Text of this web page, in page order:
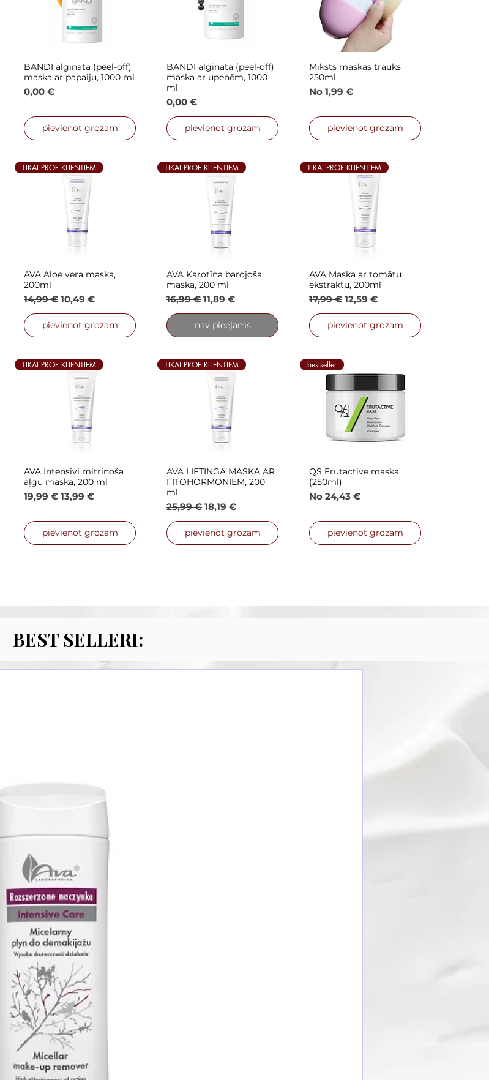
Ātrais skats
BANDI algināta (peel-off)
maska ar papaiju, 1000 ml
Cena
0,00 €
pievienot grozam
Ātrais skats
BANDI algināta (peel-off)
maska ar upenēm, 1000
ml
Cena
0,00 €
pievienot grozam
Ātrais skats
Mīksts maskas trauks
250ml
No 1,99 €
Izpārdošanas cena
pievienot grozam
Ātrais skats
TIKAI PROF KLIENTIEM
AVA Aloe vera maska,
200ml
Parastā cena
14,99 € Izpārdošanas cena
10,49 €
pievienot grozam
Ātrais skats
TIKAI PROF KLIENTIEM
AVA Karotīna barojoša
maska, 200 ml
Parastā cena
16,99 € Izpārdošanas cena
11,89 €
nav pieejams
Ātrais skats
TIKAI PROF KLIENTIEM
AVA Maska ar tomātu
ekstraktu, 200ml
Parastā cena
17,99 € Izpārdošanas cena
12,59 €
pievienot grozam
Ātrais skats
TIKAI PROF KLIENTIEM
AVA Intensīvi mitrinoša
aļģu maska, 200 ml
Parastā cena
19,99 € Izpārdošanas cena
13,99 €
pievienot grozam
Ātrais skats
TIKAI PROF KLIENTIEM
AVA LIFTINGA MASKA AR
FITOHORMONIEM, 200
ml
Parastā cena
25,99 € Izpārdošanas cena
18,19 €
pievienot grozam
Ātrais skats
bestseller
QS Frutactive maska
(250ml)
No 24,43 €
Izpārdošanas cena
pievienot grozam
BEST SELLERI: